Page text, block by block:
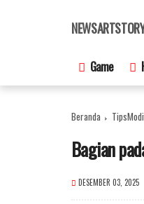
Game
Beranda
Bagian
DESEMBER 03, 2025